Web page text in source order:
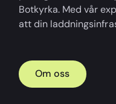
Botkyrka. Med vår
att din
Om oss